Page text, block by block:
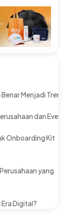
Menjadi Tren?
dan Event
Onboarding Kit
yang
Digital?